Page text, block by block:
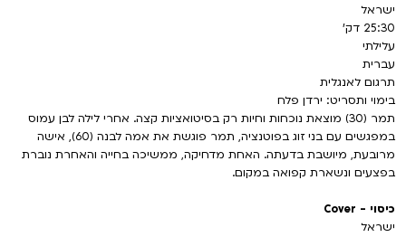
ישראל
25:30 דק'
עלילתי
עברית
תרגום לאנגלית
בימוי ותסריט: ירדן פלח
תמר (30) מוצאת נוכחות וחיות רק בסיטואציות קצה. אחרי לילה לבן עמוס
במפגשים עם בני זוג בפוטנציה, תמר פוגשת את אמה לבנה (60), אישה
מרובעת, מיושבת בדעתה. האחת מדחיקה, ממשיכה בחייה והאחרת נוברת
בפצעים ונשארת קפואה במקום.
כיסוי - Cover
ישראל